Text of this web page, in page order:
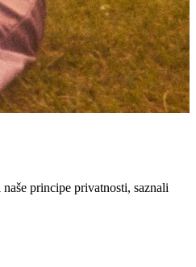
principe privatnosti, saznali